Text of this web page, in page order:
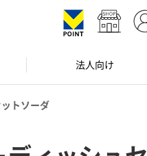
法人向け
トソーダ